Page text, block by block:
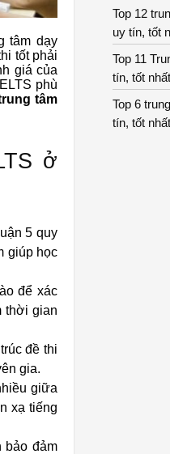
tâm dạy
tốt phải
giá của
phù
tâm
ở
5 quy
giúp học
để xác
thời gian
đề thi
gia.
giữa
xạ tiếng
bảo đảm
Top 12
uy tín, tốt
Top 11
tín, tốt nhất
Top 6
tín, tốt nhất